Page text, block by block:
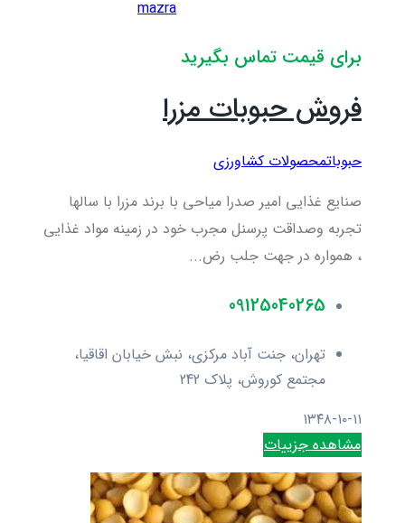
mazra
برای قیمت تماس بگیرید
فروش حبوبات مزرا
حبوباتمحصولات کشاورزی
صنایع غذایی امیر صدرا میاحی با برند مزرا با سالها
تجربه وصداقت پرسنل مجرب خود در زمینه مواد غذایی
، همواره در جهت جلب رض...
09125040265
تهران، جنت آباد مرکزی، نبش خیابان اقاقیا،
مجتمع کوروش، پلاک 242
۱۳۴۸-۱۰-۱۱
مشاهده جزییات